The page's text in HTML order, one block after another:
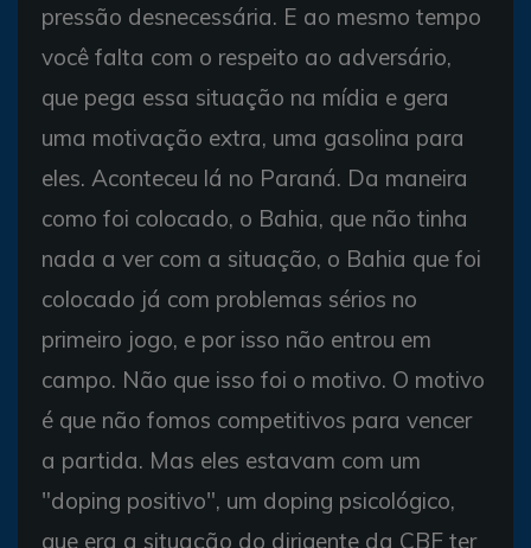
pressão desnecessária. E ao mesmo tempo
você falta com o respeito ao adversário,
que pega essa situação na mídia e gera
uma motivação extra, uma gasolina para
eles. Aconteceu lá no Paraná. Da maneira
como foi colocado, o Bahia, que não tinha
nada a ver com a situação, o Bahia que foi
colocado já com problemas sérios no
primeiro jogo, e por isso não entrou em
campo. Não que isso foi o motivo. O motivo
é que não fomos competitivos para vencer
a partida. Mas eles estavam com um
"doping positivo", um doping psicológico,
que era a situação do dirigente da CBF ter